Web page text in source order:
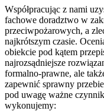
Współpracując z nami
fachowe doradztwo w
przeciwpożarowych, a
najkrótszym czasie.
obiekcie pod kątem
najrozsądniejsze
formalno-prawne, ale
zapewnić sprawny
pod uwagę ważne
wykonujemy: